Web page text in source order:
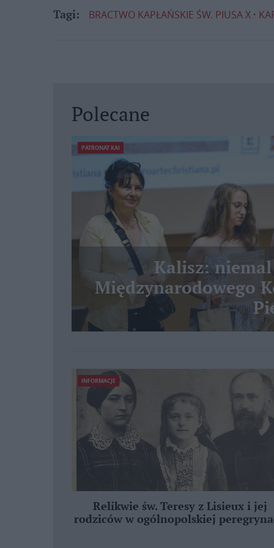
Tagi: BRACTWO KAPŁAŃSKIE ŚW. PIUSA X
Polecane
PATRONAT KAI
Kalisz:
Międzynarodowego
INFORMACJE
Relikwie św. Teresy z Lisieux i jej
rodziców w ogólnopolskiej